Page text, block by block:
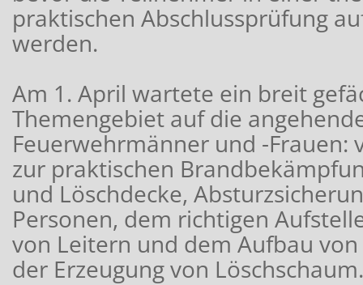
praktischen Abschlussprüfung
werden.
Am 1. April wartete ein breit
Themengebiet auf die
Feuerwehrmänner und -Frauen:
zur praktischen
und Löschdecke,
Personen, dem richtigen
von Leitern und dem Aufbau
der Erzeugung von Löschschaum.